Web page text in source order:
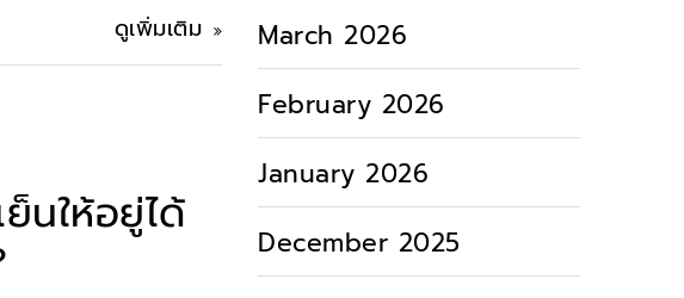
ดูเพิ่มเติม
ย็นให้อยู่ได้
March 2026
February 2026
January 2026
December 2025